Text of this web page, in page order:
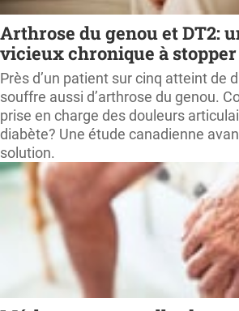
Arthrose du genou et DT2:
vicieux chronique à stopper
Près d’un patient sur cinq atteint de
souffre aussi d’arthrose du genou.
prise en charge des douleurs
diabète? Une étude canadienne
solution.